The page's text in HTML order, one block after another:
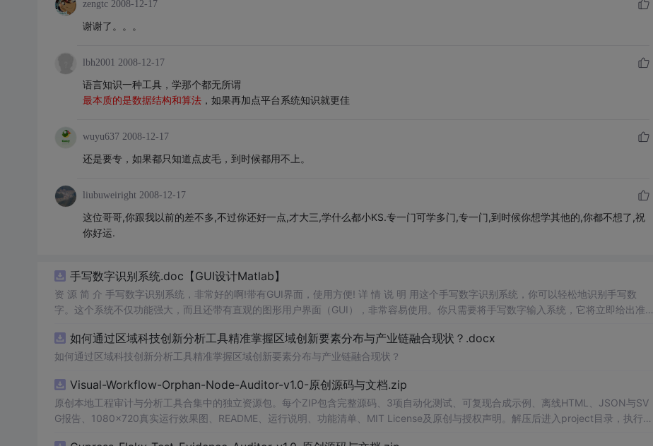
zengtc 2008-12-17
谢谢了。。。
lbh2001 2008-12-17
语言知识一种工具，学那个都无所谓
最本质的是数据结构和算法，如果再加点平台系统知识就更佳
wuyu637 2008-12-17
还是要专，如果都只知道点皮毛，到时候都用不上。
liubuweiright 2008-12-17
这位哥哥,你跟我以前的差不多,不过你还好一点,才大三,学什么都小KS.专一门可学多门,专一门,到时候你想学其他的,你都不想了,祝
你好运.
手写数字识别系统.doc【GUI设计Matlab】
资 源 简 介 手写数字识别系统，非常好的啊!带有GUI界面，使用方便! 详 情 说 明 用这个手写数字识别系统，你可以轻松地识别手写数
字。这个系统不仅功能强大，而且还带有直观的图形用户界面（GUI），非常容易使用。你只需要将手写数字输入系统，它将立即给出准确
便和实用的工具，你一定会喜欢它的！
如何通过区域科技创新分析工具精准掌握区域创新要素分布与产业链融合现状？.docx
如何通过区域科技创新分析工具精准掌握区域创新要素分布与产业链融合现状？
Visual-Workflow-Orphan-Node-Auditor-v1.0-原创源码与文档.zip
原创本地工程审计与分析工具合集中的独立资源包。每个ZIP包含完整源码、3项自动化测试、可复现合成示例、离线HTML、JSON与SV
G报告、1080×720真实运行效果图、README、运行说明、功能清单、MIT License及原创与授权声明。解压后进入project目录，执行np